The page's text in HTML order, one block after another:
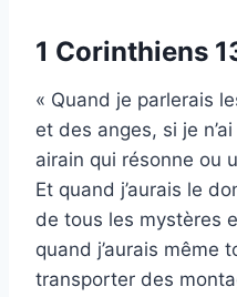
1 Corinthiens
« Quand je parlerais
et des anges, si je
airain qui résonne ou
Et quand j’aurais le
de tous les mystères
quand j’aurais même
transporter des